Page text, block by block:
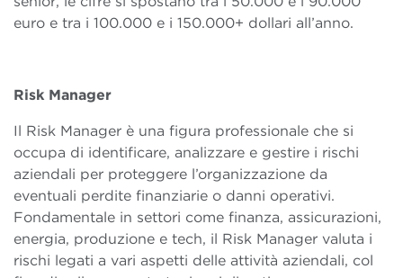
euro e tra i 100.000 e i 150.000+ dollari all’anno.
Risk Manager
Il Risk Manager è una figura professionale che si
occupa di identificare, analizzare e gestire i rischi
aziendali per proteggere l’organizzazione da
eventuali perdite finanziarie o danni operativi.
Fondamentale in settori come finanza, assicurazioni,
energia, produzione e tech, il Risk Manager valuta i
rischi legati a vari aspetti delle attività aziendali, col